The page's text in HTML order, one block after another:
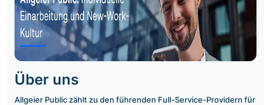
Über uns
Allgeier Public zählt zu den führenden Full-Service-Providern für